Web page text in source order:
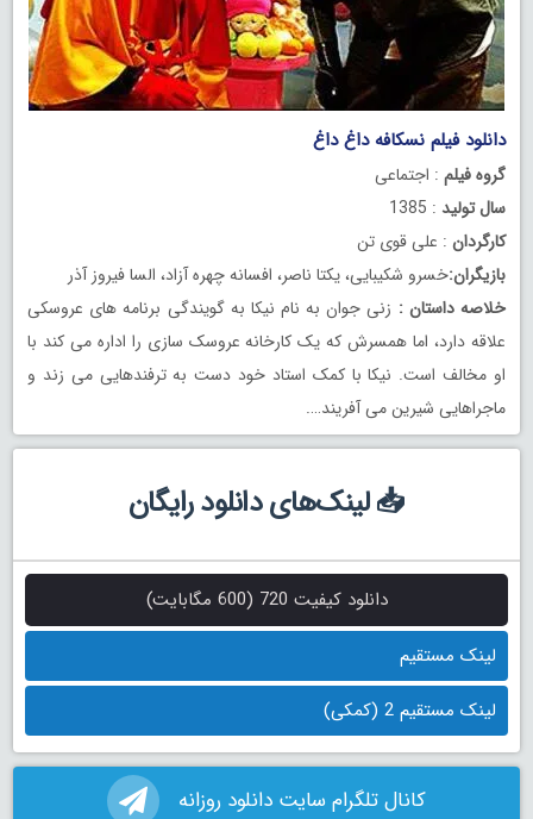
دانلود فیلم نسکافه داغ داغ
گروه فیلم : اجتماعی
سال تولید : 1385
کارگردان : علی قوی تن
بازیگران:خسرو شکیبایی، یکتا ناصر، افسانه چهره آزاد، السا فیروز آذر
خلاصه داستان : زنی جوان به نام نیکا به گویندگی برنامه های عروسکی
علاقه دارد، اما همسرش که یک کارخانه عروسک سازی را اداره می کند با
او مخالف است. نیکا با کمک استاد خود دست به ترفندهایی می زند و
ماجراهایی شیرین می آفریند….
📥 لینک‌های دانلود رایگان
دانلود کیفیت 720 (600 مگابایت)
لینک مستقیم
لینک مستقیم 2 (کمکی)
کانال تلگرام سایت دانلود روزانه